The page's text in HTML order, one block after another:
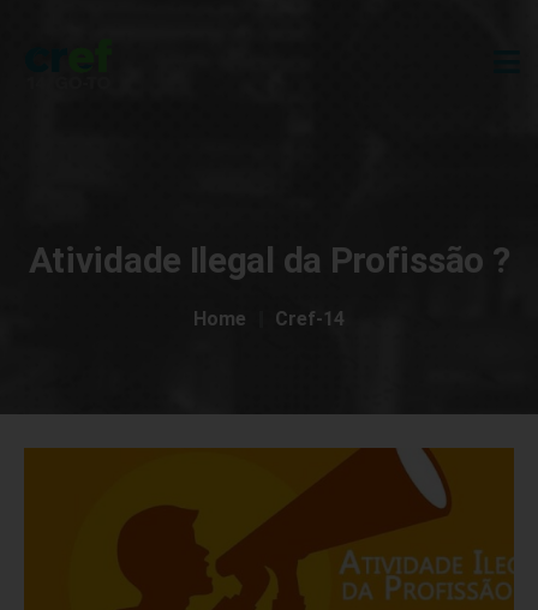
Atividade Ilegal da Profissão ?
Home Cref-14